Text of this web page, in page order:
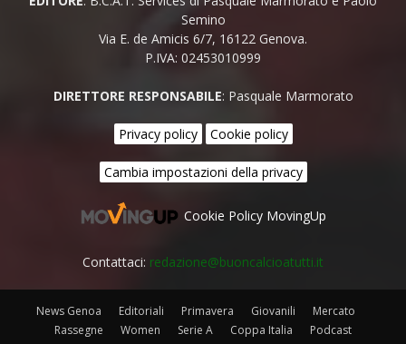
Semino
Via E. de Amicis 6/7, 16122 Genova.
P.IVA: 02453010999
DIRETTORE RESPONSABILE: Pasquale Marmorato
Privacy policy Cookie policy
Cambia impostazioni della privacy
Cookie Policy MovingUp
Contattaci: redazione@buoncalcioatutti.it
News Genoa Editoriali Primavera Giovanili
Mercato
Rassegne
Women Serie A Coppa Italia Podcast